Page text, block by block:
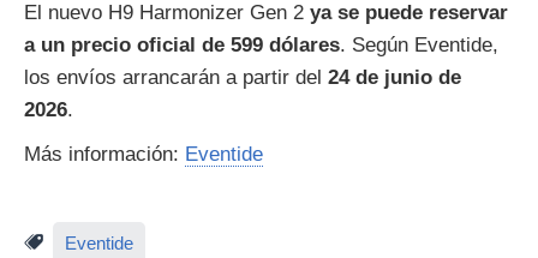
El nuevo H9 Harmonizer Gen 2 ya se puede reservar
a un precio oficial de 599 dólares. Según Eventide,
los envíos arrancarán a partir del 24 de junio de
2026.
Más información: Eventide
Eventide